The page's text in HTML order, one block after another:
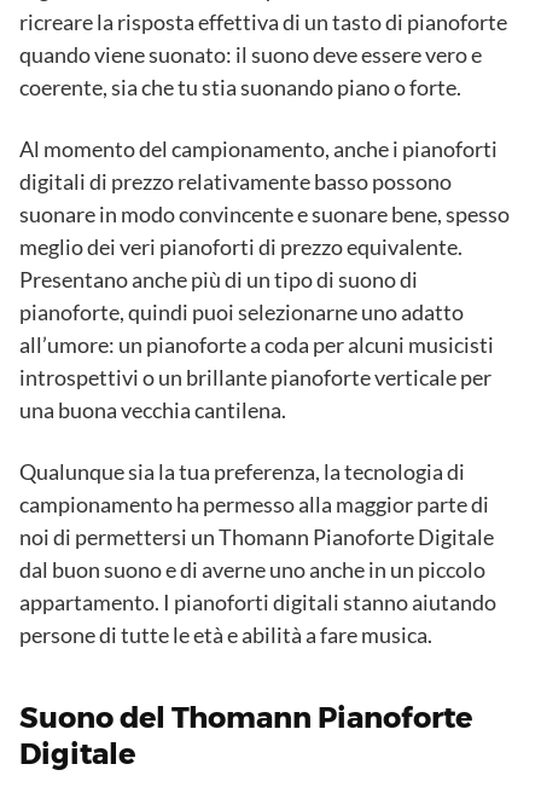
ricreare la risposta effettiva di un tasto di pianoforte
quando viene suonato: il suono deve essere vero e
coerente, sia che tu stia suonando piano o forte.
Al momento del campionamento, anche i pianoforti
digitali di prezzo relativamente basso possono
suonare in modo convincente e suonare bene, spesso
meglio dei veri pianoforti di prezzo equivalente.
Presentano anche più di un tipo di suono di
pianoforte, quindi puoi selezionarne uno adatto
all’umore: un pianoforte a coda per alcuni musicisti
introspettivi o un brillante pianoforte verticale per
una buona vecchia cantilena.
Qualunque sia la tua preferenza, la tecnologia di
campionamento ha permesso alla maggior parte di
noi di permettersi un Thomann Pianoforte Digitale
dal buon suono e di averne uno anche in un piccolo
appartamento. I pianoforti digitali stanno aiutando
persone di tutte le età e abilità a fare musica.
Suono del Thomann Pianoforte
Digitale